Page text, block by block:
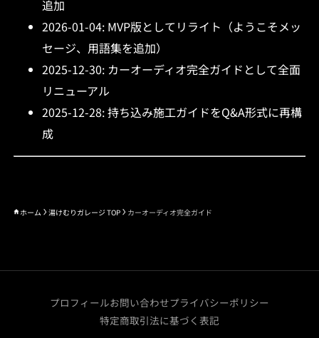
追加
2026-01-04: MVP版としてリライト（ようこそメッ
セージ、用語集を追加）
2025-12-30: カーオーディオ完全ガイドとして全面
リニューアル
2025-12-28: 持ち込み施工ガイドをQ&A形式に再構
成
ホーム 湯けむりガレージ TOP カーオーディオ完全ガイド
プロフィールお問い合わせプライバシーポリシー
特定商取引法に基づく表記